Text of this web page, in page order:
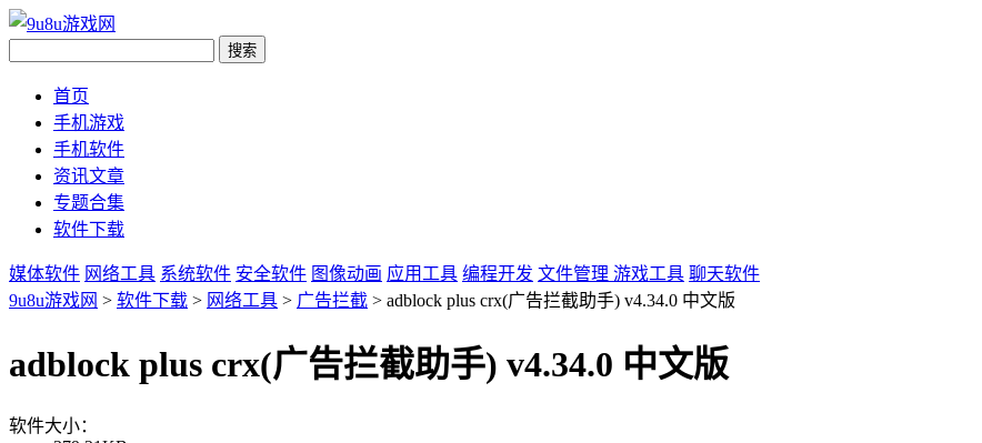
首页
手机游戏
手机软件
资讯文章
专题合集
软件下载
媒体软件 网络工具 系统软件 安全软件 图像动画 应用工具 编程开发 文件管理 游戏工具 聊天软件
9u8u游戏网 > 软件下载 > 网络工具 > 广告拦截 > adblock plus crx(广告拦截助手) v4.34.0 中文版
adblock plus crx(广告拦截助手) v4.34.0 中文版
软件大小：